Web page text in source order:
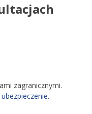
zagranicznymi.